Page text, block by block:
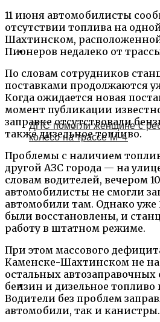
11 июня автомобилисты
отсутствии топлива на
Шахтинском,
Пионеров недалеко от
По словам сотрудников
поставками продолжаются
Когда ожидается новая
момент публикации
заправке отсутствовали
также дизельное топливо.
Проблемы с наличием
другой АЗС города — на
словам водителей, вечером
автомобилисты не смогли
автомобили там. Однако уже
были восстановлены, и
работу в штатном режиме.
При этом массового
Каменске-Шахтинском не
остальных автозаправочных
бензин и дизельное
Водители без проблем
автомобили, так и канистры.
ДПС помогли женщине с
колесо на трассе М-4